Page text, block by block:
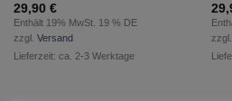
29,90 €
Enthält 19% MwSt. 19 % DE
zzgl. Versand
Lieferzeit: ca. 2-3 Werktage
zzgl.